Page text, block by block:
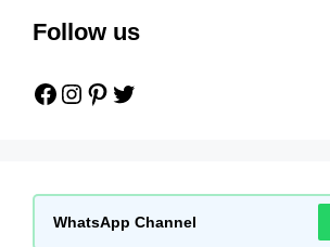
Follow us
Facebook
Instagram
Pinterest
Twitter
WhatsApp Channel